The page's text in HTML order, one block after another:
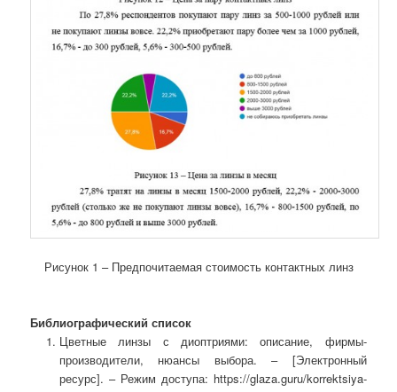
Рисунок 1 – Предпочитаемая стоимость контактных линз
Библиографический список
Цветные линзы с диоптриями: описание, фирмы-
производители, нюансы выбора. – [Электронный
ресурс]. – Режим доступа: https://glaza.guru/korrektsiya-